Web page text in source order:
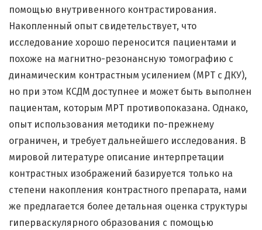
помощью внутривенного контрастирования.
Накопленный опыт свидетельствует, что
исследование хорошо переносится пациентами и
похоже на магнитно-резонансную томографию с
динамическим контрастным усилением (МРТ с ДКУ),
но при этом КСДМ доступнее и может быть выполнен
пациентам, которым МРТ противопоказана. Однако,
опыт использования методики по-прежнему
ограничен, и требует дальнейшего исследования. В
мировой литературе описание интерпретации
контрастных изображений базируется только на
степени накопления контрастного препарата, нами
же предлагается более детальная оценка структуры
гиперваскулярного образования с помощью